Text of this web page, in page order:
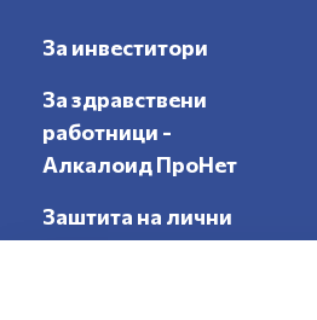
За инвеститори
За здравствени
работници -
Алкалоид ПроНет
Заштита на лични
податоци